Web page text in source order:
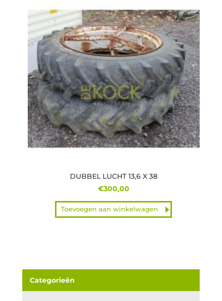
DUBBEL LUCHT 13,6 X 38
€300,00
Toevoegen aan winkelwagen
Categorieën